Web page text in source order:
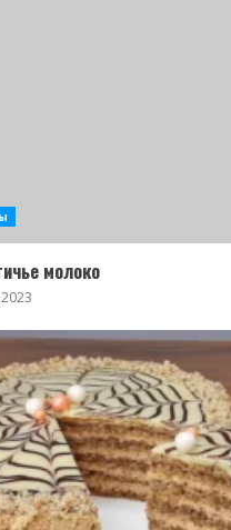
молоко